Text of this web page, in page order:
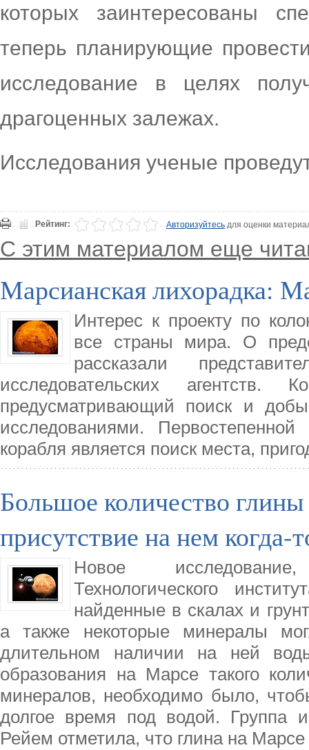
которых заинтересованы
теперь планирующие
исследование в целях
драгоценных залежах.
Исследования ученые
Рейтинг: Авторизуйтесьдля оценки
С этим материалом еще
Марсианская лихорадка:
Интерес к проекту по
все страны мира. О
рассказали
исследовательских агентств.
предусматривающий поиск и
исследованиями. Первостепенной
корабля является поиск места,
Большое количество
присутствие на нем когда-
Новое
Технологического
найденные в скалах и
а также некоторые минералы
длительном наличии на ней
образования на Марсе такого
минералов, необходимо было,
долгое время под водой. Группа
Рейем отметила, что глина на Марсе